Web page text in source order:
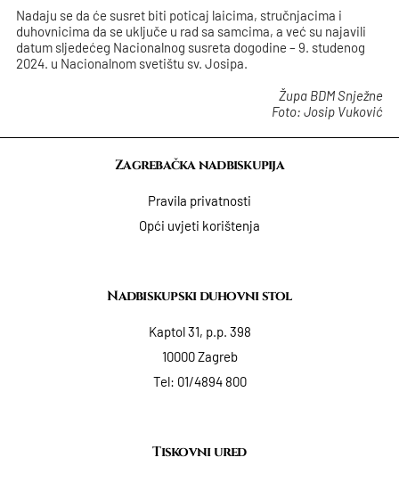
Nadaju se da će susret biti poticaj laicima, stručnjacima i
duhovnicima da se uključe u rad sa samcima, a već su najavili
datum sljedećeg Nacionalnog susreta dogodine – 9. studenog
2024. u Nacionalnom svetištu sv. Josipa.
Župa BDM Snježne
Foto: Josip Vuković
Zagrebačka nadbiskupija
Pravila privatnosti
Opći uvjeti korištenja
Nadbiskupski duhovni stol
Kaptol 31, p.p. 398
10000 Zagreb
Tel: 01/4894 800
Tiskovni ured